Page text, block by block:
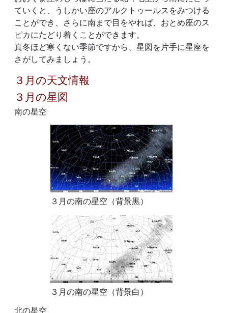
ていくと、うしかい座のアルクトゥールスをみつける
ことができ、さらに南まで目をやれば、おとめ座のス
ピカにたどり着くことができます。
真冬ほど寒くない季節ですから、星図を片手に星座を
さがしてみましょう。
３月の天文情報
３月の星図
南の星空
３月の南の星空（背景黒）
３月の南の星空（背景白）
北の星空